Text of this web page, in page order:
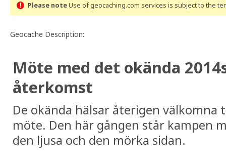
Please noteUse of geocaching.com services is subject to the
Geocache Description:
Möte med det okända
återkomst
De okända hälsar återigen välkomna
möte. Den här gången står kampen
den ljusa och den mörka sidan.